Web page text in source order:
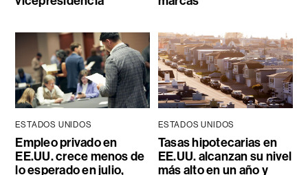
ESTADOS UNIDOS
Empleo privado en
EE.UU. crece menos de
lo esperado en julio,
ESTADOS UNIDOS
Tasas hipotecarias en
EE.UU. alcanzan su nivel
más alto en un año y